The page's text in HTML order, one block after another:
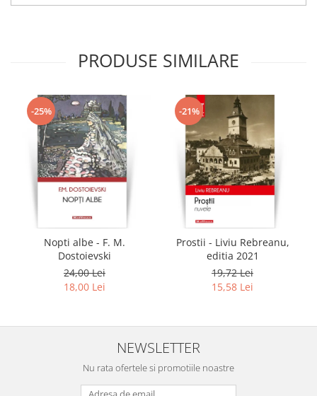
PRODUSE SIMILARE
-25%
Nopti albe - F. M.
Dostoievski
24,00 Lei
18,00 Lei
-21%
Prostii - Liviu Rebreanu,
editia 2021
19,72 Lei
15,58 Lei
NEWSLETTER
Nu rata ofertele si promotiile noastre